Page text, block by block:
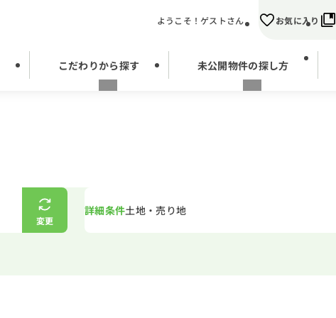
ようこそ！ゲストさん お気に入り
こだわりから探す 未公開物件の探し方
変更
詳細条件土地・売り地